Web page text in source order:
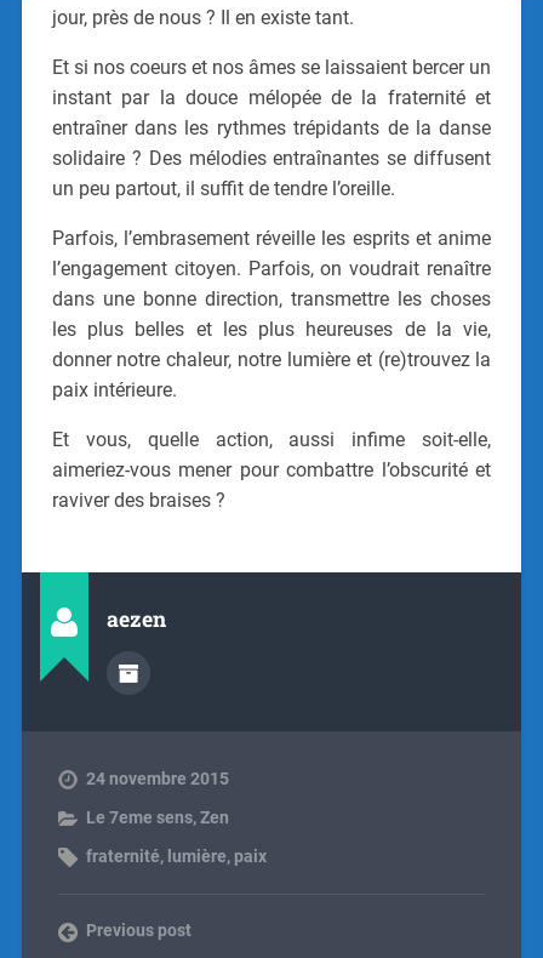
jour, près de nous ? Il en existe tant.
Et si nos coeurs et nos âmes se laissaient bercer un
instant par la douce mélopée de la fraternité et
entraîner dans les rythmes trépidants de la danse
solidaire ? Des mélodies entraînantes se diffusent
un peu partout, il suffit de tendre l’oreille.
Parfois, l’embrasement réveille les esprits et anime
l’engagement citoyen. Parfois, on voudrait renaître
dans une bonne direction, transmettre les choses
les plus belles et les plus heureuses de la vie,
donner notre chaleur, notre lumière et (re)trouvez la
paix intérieure.
Et vous, quelle action, aussi infime soit-elle,
aimeriez-vous mener pour combattre l’obscurité et
raviver des braises ?
aezen
24 novembre 2015
Le 7eme sens,Zen
fraternité, lumière, paix
Previous post